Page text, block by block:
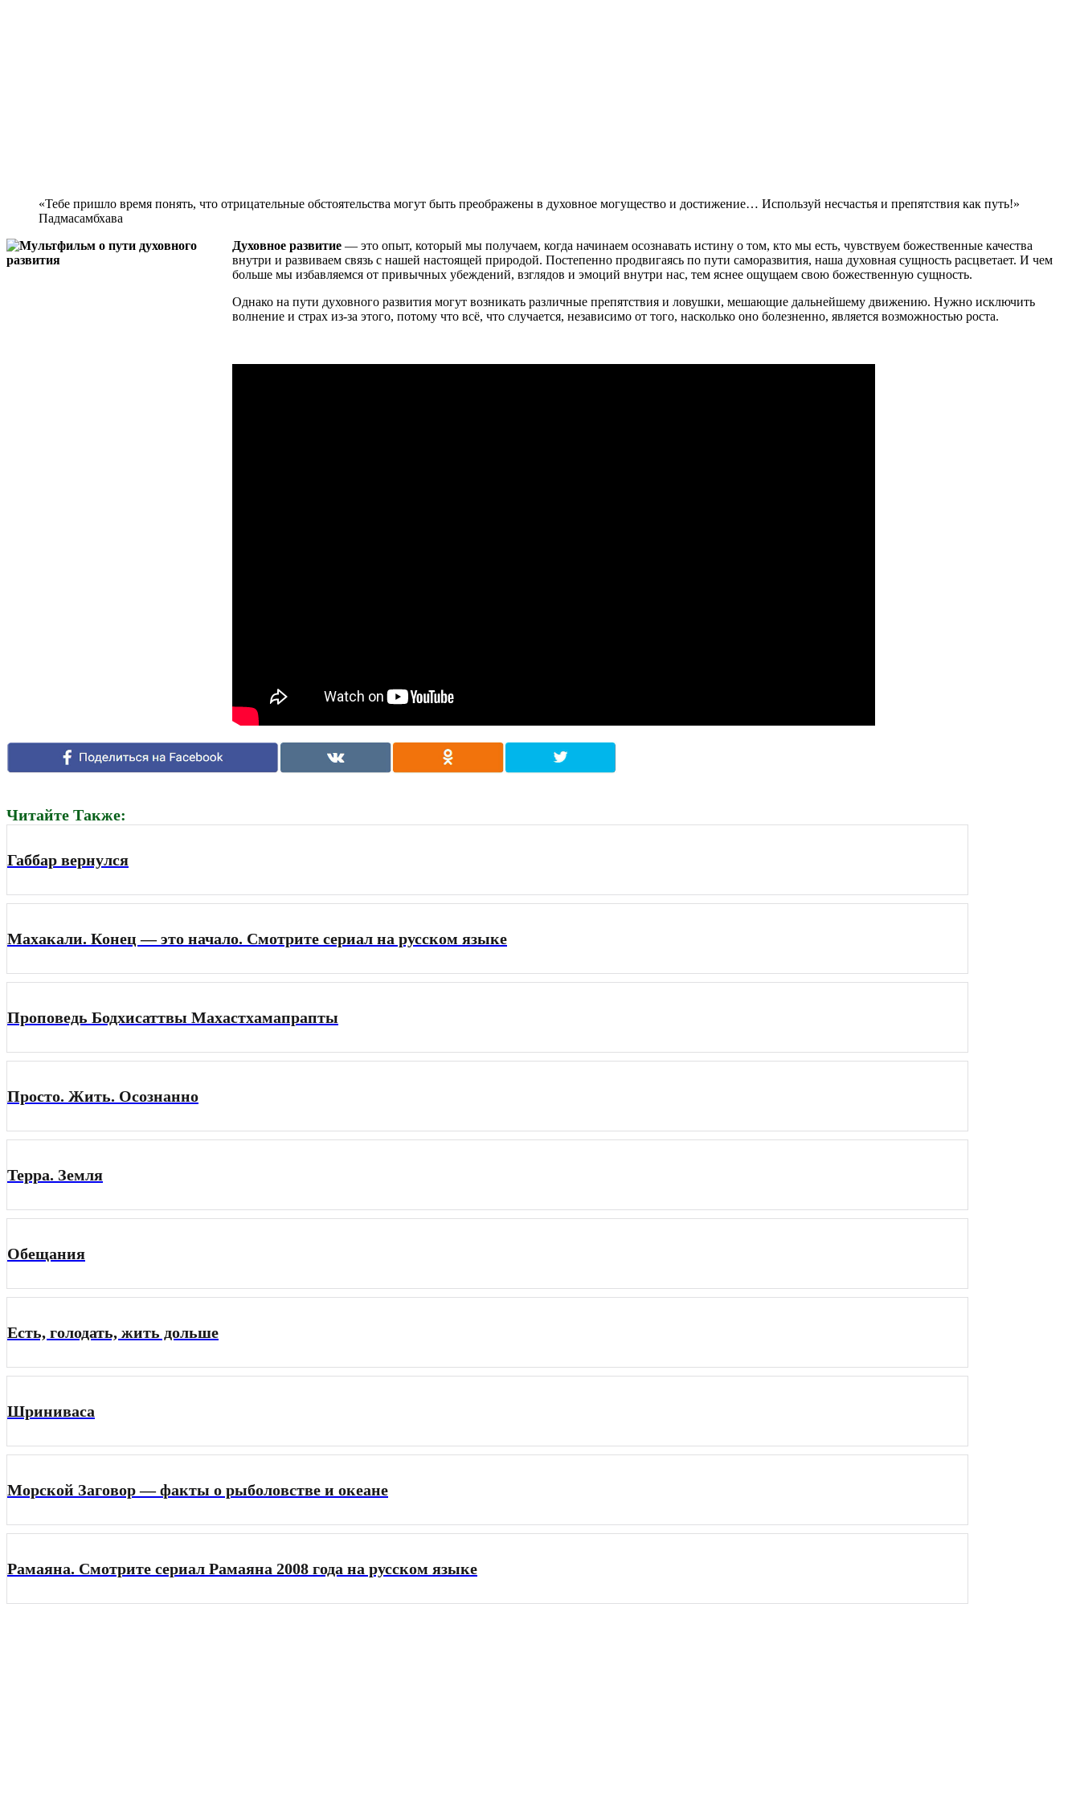
«Тебе пришло время понять, что отрицательные обстоятельства могут быть преображены в духовное могущество и достижение… Используй несчастья и препятствия как путь!»
Падмасамбхава
Духовное развитие — это опыт, который мы получаем, когда начинаем осознавать истину о том, кто мы есть, чувствуем божественные качества
внутри и развиваем связь с нашей настоящей природой. Постепенно продвигаясь по пути саморазвития, наша духовная сущность расцветает. И чем
больше мы избавляемся от привычных убеждений, взглядов и эмоций внутри нас, тем яснее ощущаем свою божественную сущность.
Однако на пути духовного развития могут возникать различные препятствия и ловушки, мешающие дальнейшему движению. Нужно исключить
волнение и страх из-за этого, потому что всё, что случается, независимо от того, насколько оно болезненно, является возможностью роста.
Читайте Также:
Габбар вернулся
Махакали. Конец — это начало. Смотрите сериал на русском языке
Проповедь Бодхисаттвы Махастхамапрапты
Просто. Жить. Осознанно
Терра. Земля
Обещания
Есть, голодать, жить дольше
Шриниваса
Морской Заговор — факты о рыболовстве и океане
Рамаяна. Смотрите сериал Рамаяна 2008 года на русском языке